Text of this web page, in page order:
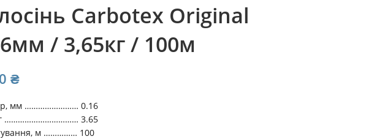
Carbotex Original
/ 3,65кг / 100м
₴
мм …………………… 0.16
…………………………… 3.65
м …………… 100